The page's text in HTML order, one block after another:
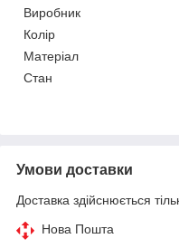
Виробник
Колір
Матеріал
Стан
Умови доставки
Доставка здійснюється
Нова Пошта